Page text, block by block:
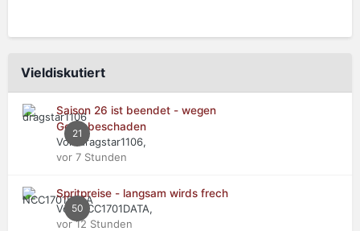
Vieldiskutiert
21
Saison 26 ist beendet - wegen
Getriebeschaden
Von dragstar1106,
vor 7 Stunden
50
Spritpreise - langsam wirds frech
Von NCC1701DATA,
vor 12 Stunden